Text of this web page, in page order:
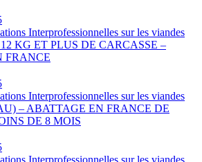
Interprofessionnelles sur les viandes
KG ET PLUS DE CARCASSE –
FRANCE
Interprofessionnelles sur les viandes
– ABATTAGE EN FRANCE DE
DE 8 MOIS
Interprofessionnelles sur les viandes